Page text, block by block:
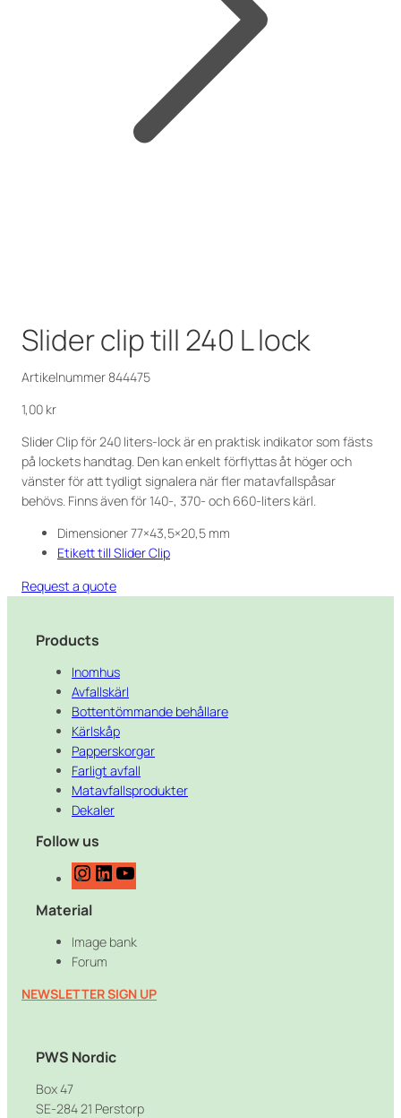
Slider clip till 240 L lock
Artikelnummer 844475
1,00 kr
Slider Clip för 240 liters-lock är en praktisk indikator som fästs
på lockets handtag. Den kan enkelt förflyttas åt höger och
vänster för att tydligt signalera när fler matavfallspåsar
behövs. Finns även för 140-, 370- och 660-liters kärl.
Dimensioner 77×43,5×20,5 mm
Etikett till Slider Clip
Request a quote
Products
Inomhus
Avfallskärl
Bottentömmande behållare
Kärlskåp
Papperskorgar
Farligt avfall
Matavfallsprodukter
Dekaler
Follow us
n
a
g
r
L
i
e
I
o
u
e
Material
Image bank
Forum
NEWSLETTER SIGN UP
PWS Nordic
Box 47
SE-284 21 Perstorp